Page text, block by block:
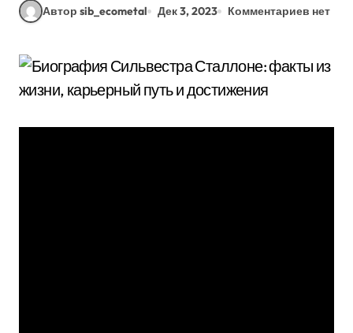
Автор sib_ecometal Дек 3, 2023 Комментариев нет